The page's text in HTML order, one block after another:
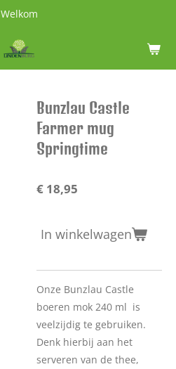
Welkom
Bunzlau Castle
Farmer mug
Springtime
€ 18,95
In winkelwagen
Onze Bunzlau Castle
boeren mok 240 ml is
veelzijdig te gebruiken.
Denk hierbij aan het
serveren van de thee,